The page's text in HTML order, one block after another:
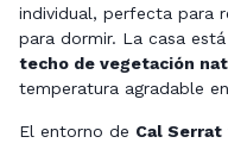
individual, perfecta para
para dormir. La casa
techo de vegetación
temperatura agradable
El entorno de Cal Serrat